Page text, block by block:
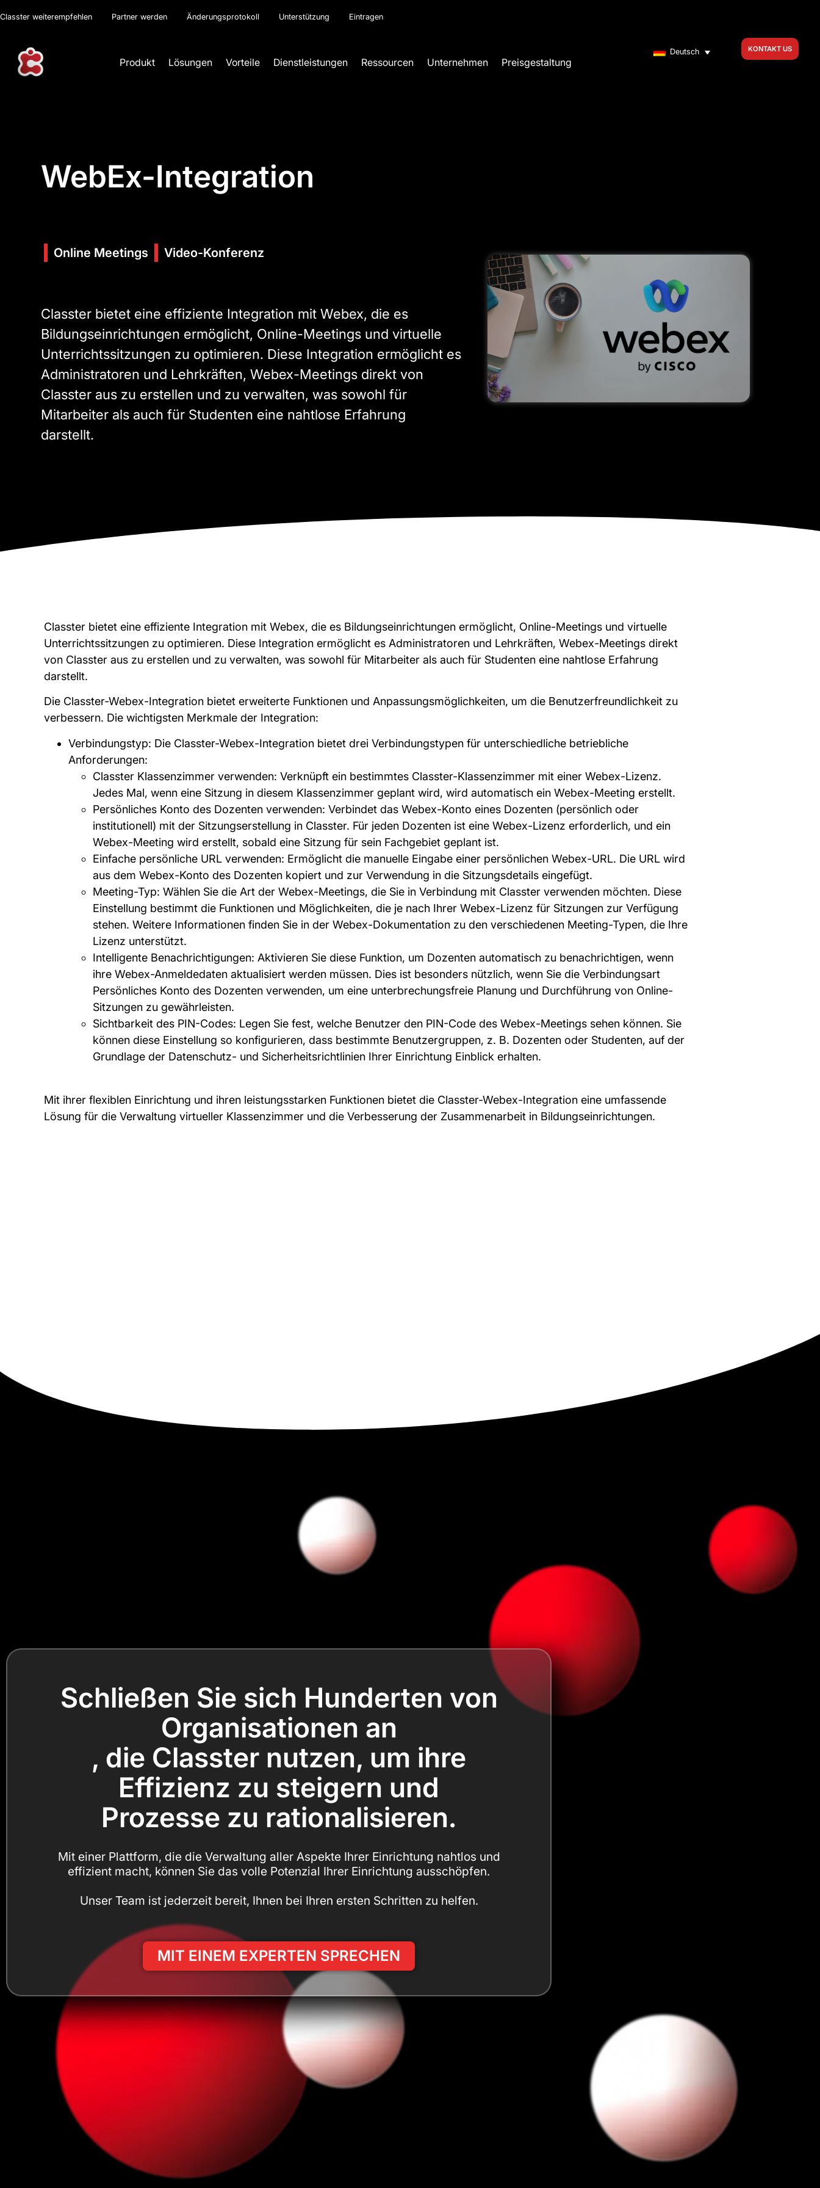
Classter weiterempfehlen Partner werden Änderungsprotokoll Unterstützung Eintragen
Produkt Lösungen Vorteile Dienstleistungen Ressourcen Unternehmen Preisgestaltung
Deutsch KONTAKT US
WebEx-Integration
Online Meetings Video-Konferenz
Classter bietet eine effiziente Integration mit Webex, die es
Bildungseinrichtungen ermöglicht, Online-Meetings und virtuelle
Unterrichtssitzungen zu optimieren. Diese Integration ermöglicht es
Administratoren und Lehrkräften, Webex-Meetings direkt von
Classter aus zu erstellen und zu verwalten, was sowohl für
Mitarbeiter als auch für Studenten eine nahtlose Erfahrung
darstellt.
Classter bietet eine effiziente Integration mit Webex, die es Bildungseinrichtungen ermöglicht, Online-Meetings und virtuelle
Unterrichtssitzungen zu optimieren. Diese Integration ermöglicht es Administratoren und Lehrkräften, Webex-Meetings direkt
von Classter aus zu erstellen und zu verwalten, was sowohl für Mitarbeiter als auch für Studenten eine nahtlose Erfahrung
darstellt.
Die Classter-Webex-Integration bietet erweiterte Funktionen und Anpassungsmöglichkeiten, um die Benutzerfreundlichkeit zu
verbessern. Die wichtigsten Merkmale der Integration:
Verbindungstyp: Die Classter-Webex-Integration bietet drei Verbindungstypen für unterschiedliche betriebliche
Anforderungen:
Classter Klassenzimmer verwenden: Verknüpft ein bestimmtes Classter-Klassenzimmer mit einer Webex-Lizenz.
Jedes Mal, wenn eine Sitzung in diesem Klassenzimmer geplant wird, wird automatisch ein Webex-Meeting erstellt.
Persönliches Konto des Dozenten verwenden: Verbindet das Webex-Konto eines Dozenten (persönlich oder
institutionell) mit der Sitzungserstellung in Classter. Für jeden Dozenten ist eine Webex-Lizenz erforderlich, und ein
Webex-Meeting wird erstellt, sobald eine Sitzung für sein Fachgebiet geplant ist.
Einfache persönliche URL verwenden: Ermöglicht die manuelle Eingabe einer persönlichen Webex-URL. Die URL wird
aus dem Webex-Konto des Dozenten kopiert und zur Verwendung in die Sitzungsdetails eingefügt.
Meeting-Typ: Wählen Sie die Art der Webex-Meetings, die Sie in Verbindung mit Classter verwenden möchten. Diese
Einstellung bestimmt die Funktionen und Möglichkeiten, die je nach Ihrer Webex-Lizenz für Sitzungen zur Verfügung
stehen. Weitere Informationen finden Sie in der Webex-Dokumentation zu den verschiedenen Meeting-Typen, die Ihre
Lizenz unterstützt.
Intelligente Benachrichtigungen: Aktivieren Sie diese Funktion, um Dozenten automatisch zu benachrichtigen, wenn
ihre Webex-Anmeldedaten aktualisiert werden müssen. Dies ist besonders nützlich, wenn Sie die Verbindungsart
Persönliches Konto des Dozenten verwenden, um eine unterbrechungsfreie Planung und Durchführung von Online-
Sitzungen zu gewährleisten.
Sichtbarkeit des PIN-Codes: Legen Sie fest, welche Benutzer den PIN-Code des Webex-Meetings sehen können. Sie
können diese Einstellung so konfigurieren, dass bestimmte Benutzergruppen, z. B. Dozenten oder Studenten, auf der
Grundlage der Datenschutz- und Sicherheitsrichtlinien Ihrer Einrichtung Einblick erhalten.
Mit ihrer flexiblen Einrichtung und ihren leistungsstarken Funktionen bietet die Classter-Webex-Integration eine umfassende
Lösung für die Verwaltung virtueller Klassenzimmer und die Verbesserung der Zusammenarbeit in Bildungseinrichtungen.
Schließen Sie sich Hunderten von
Organisationen an
, die Classter nutzen, um ihre
Effizienz zu steigern und
Prozesse zu rationalisieren.
Mit einer Plattform, die die Verwaltung aller Aspekte Ihrer Einrichtung nahtlos und
effizient macht, können Sie das volle Potenzial Ihrer Einrichtung ausschöpfen.
Unser Team ist jederzeit bereit, Ihnen bei Ihren ersten Schritten zu helfen.
MIT EINEM EXPERTEN SPRECHEN